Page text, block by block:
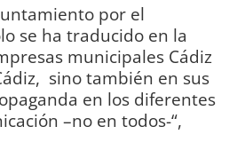
por el
se ha traducido en la
municipales Cádiz
sino también en sus
en los diferentes
–no en todos-“,